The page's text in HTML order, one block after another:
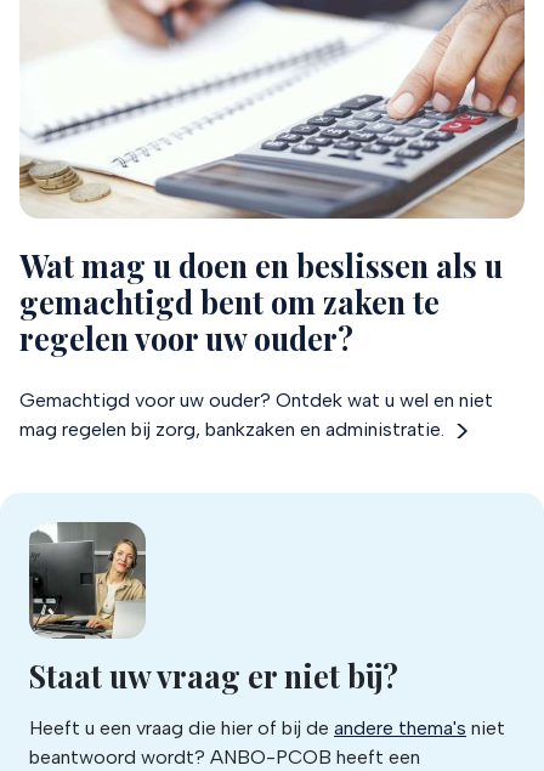
Wat mag u doen en beslissen als u
gemachtigd bent om zaken te
regelen voor uw ouder?
Gemachtigd voor uw ouder? Ontdek wat u wel en niet
mag regelen bij zorg, bankzaken en administratie.
Staat uw vraag er niet bij?
Heeft u een vraag die hier of bij de andere thema's niet
beantwoord wordt? ANBO-PCOB heeft een